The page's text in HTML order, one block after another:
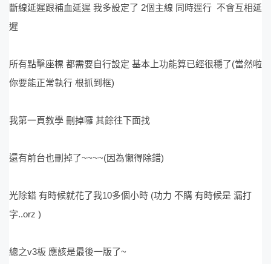
斷線延遲跟補血延遲 我多設定了 2個主線 同時逕行 不會互相延
遲
所有點擊座標 都需要自行設定 基本上功能算已經很穩了(當然啦
你要能正常執行 根抓到框)
我第一頁教學 刪掉囉 其餘往下面找
還有前台也刪掉了~~~~(因為懶得除錯)
光除錯 有時候就花了我10多個小時 (功力 不購 有時候是 漏打
字..orz )
總之v3板 應該是最後一版了~